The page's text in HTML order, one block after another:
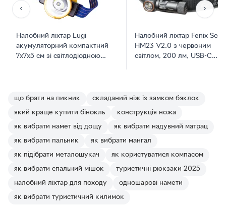
‹
Налобний ліхтар Lugi
акумуляторний компактний
7х7х5 см зі світлодіодною
зарядкою для риболовлі та
Налобний ліхтар Fenix
HM23 V2.0 з червоним
світлом, 200 лм, USB-C
›
що брати на пикник складаний ніж із замком бэклок
який краще купити бінокль конструкція ножа
як вибрати намет від дощу як вибрати надувний матрац
як вибрати пальник як вибрати мангал
як підібрати металошукач як користуватися компасом
як вибрати спальний мішок туристичні рюкзаки 2025
налобний ліхтар для походу одношарові намети
як вибрати туристичний килимок